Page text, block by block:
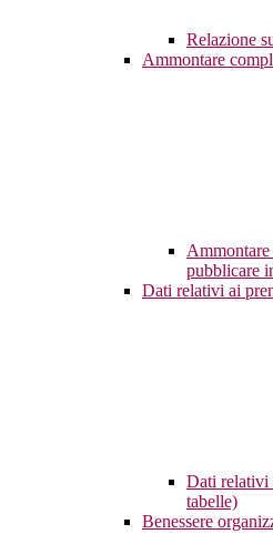
Relazione
Ammontare
pubblicare
Dati relativi ai
Dati relativi
tabelle)
Benessere